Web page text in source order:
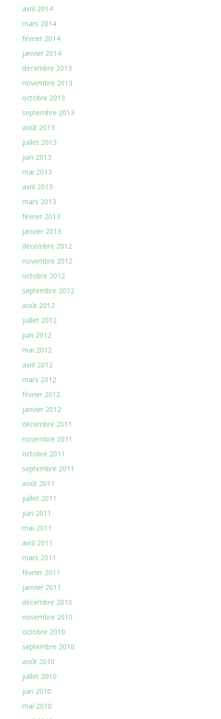
avril 2014
mars 2014
février 2014
janvier 2014
décembre 2013
novembre 2013
octobre 2013
septembre 2013
août 2013
juillet 2013
juin 2013
mai 2013
avril 2013
mars 2013
février 2013
janvier 2013
décembre 2012
novembre 2012
octobre 2012
septembre 2012
août 2012
juillet 2012
juin 2012
mai 2012
avril 2012
mars 2012
février 2012
janvier 2012
décembre 2011
novembre 2011
octobre 2011
septembre 2011
août 2011
juillet 2011
juin 2011
mai 2011
avril 2011
mars 2011
février 2011
janvier 2011
décembre 2010
novembre 2010
octobre 2010
septembre 2010
août 2010
juillet 2010
juin 2010
mai 2010